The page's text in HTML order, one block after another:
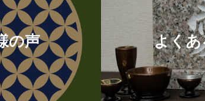
の声 よくあ